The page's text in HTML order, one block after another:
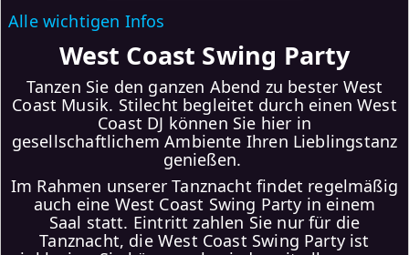
Alle wichtigen Infos
West Coast Swing Party
Tanzen Sie den ganzen Abend zu bester West
Coast Musik. Stilecht begleitet durch einen West
Coast DJ können Sie hier in
gesellschaftlichem Ambiente Ihren Lieblingstanz
genießen.
Im Rahmen unserer Tanznacht findet regelmäßig
auch eine West Coast Swing Party in einem
Saal statt. Eintritt zahlen Sie nur für die
Tanznacht, die West Coast Swing Party ist